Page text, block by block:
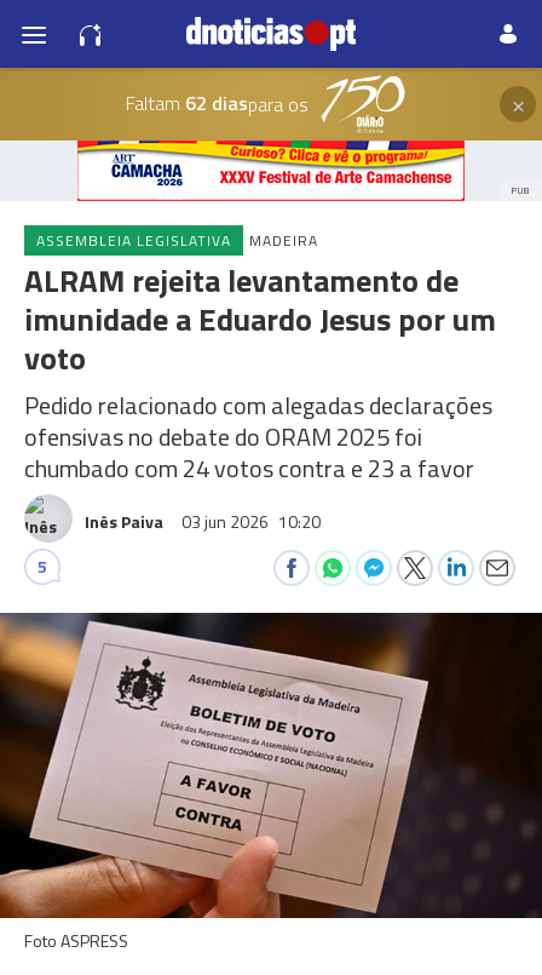
Faltam 62 diaspara os ×
PUB
ASSEMBLEIA LEGISLATIVA MADEIRA
ALRAM rejeita levantamento de
imunidade a Eduardo Jesus por um
voto
Pedido relacionado com alegadas declarações
ofensivas no debate do ORAM 2025 foi
chumbado com 24 votos contra e 23 a favor
Inês Paiva 03 jun 2026 10:20
5
Foto ASPRESS